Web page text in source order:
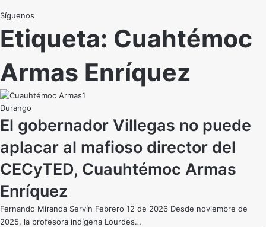
Síguenos
Etiqueta: Cuahtémoc
Armas Enríquez
Durango
El gobernador Villegas no puede
aplacar al mafioso director del
CECyTED, Cuauhtémoc Armas
Enríquez
Fernando Miranda Servín Febrero 12 de 2026 Desde noviembre de
2025, la profesora indígena Lourdes…